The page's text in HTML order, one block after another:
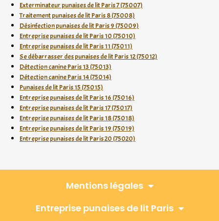
Exterminateur punaises de lit Paris 7 (75007)
Traitement punaises de lit Paris 8 (75008)
Désinfection punaises de lit Paris 9 (75009)
Entreprise punaises de lit Paris 10 (75010)
Entreprise punaises de lit Paris 11 (75011)
Se débarrasser des punaises de lit Paris 12 (75012)
Détection canine Paris 13 (75013)
Détection canine Paris 14 (75014)
Punaises de lit Paris 15 (75015)
Entreprise punaises de lit Paris 16 (75016)
Entreprise punaises de lit Paris 17 (75017)
Entreprise punaises de lit Paris 18 (75018)
Entreprise punaises de lit Paris 19 (75019)
Entreprise punaises de lit Paris 20 (75020)
Mentions légales
Entreprise punaises de lit Paris